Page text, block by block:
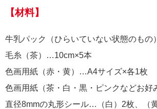
【材料】
牛乳パック（ひらいていない状態のも
毛糸（茶）…10cm×5本
色画用紙（赤・黄）…A4サイズ×各1枚
色画用紙（茶・白・黒・ピンクなどお
直径8mmの丸形シール…（白）2枚、（